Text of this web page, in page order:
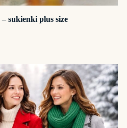
sukienki plus size